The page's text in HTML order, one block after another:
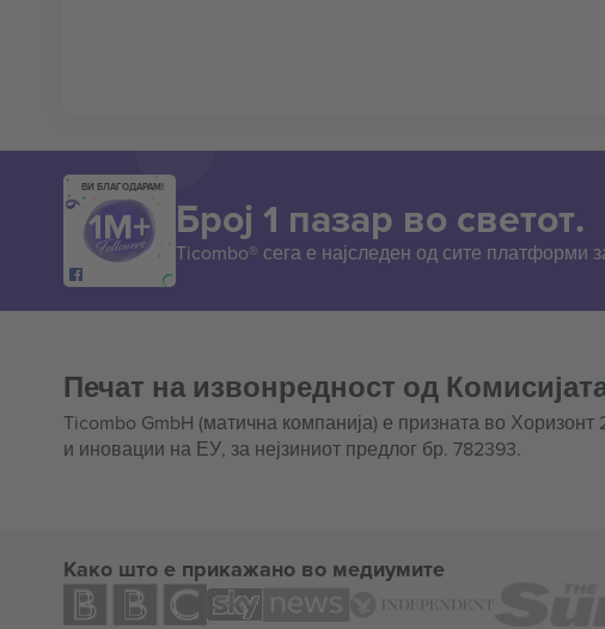
ВИ БЛАГОДАРАМ!
Број 1 пазар во светот.
Ticombo® сега е најследен од сите
Печат на извонредност од
Ticombo GmbH (матична компанија) е призната во
и иновации на ЕУ, за нејзиниот предлог бр. 782393.
Како што е прикажано во медиумите